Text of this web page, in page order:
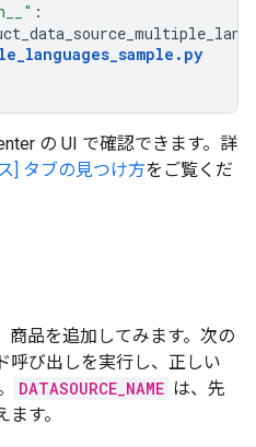
:
. py
の UI で確認できます。詳
] タブの見つけ方をご覧くだ
商品を追加してみます。次の
呼び出しを実行し、正しい
DATASOURCE_NAME は、先
す。